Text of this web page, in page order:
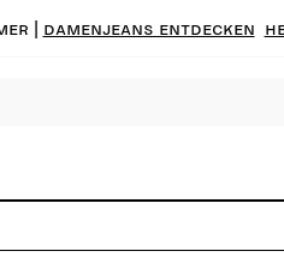
| Damenjeans entdecken